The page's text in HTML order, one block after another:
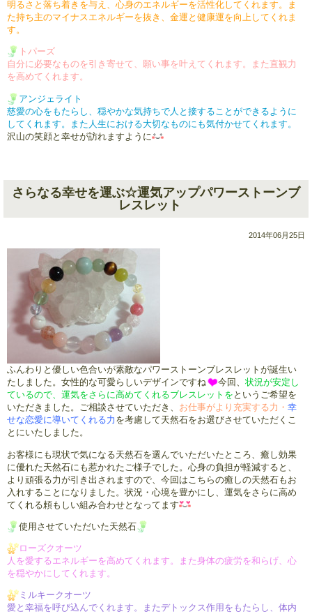
明るさと落ち着きを与え、心身のエネルギーを活性化してくれます。
ま
た持ち主のマイナスエネルギーを抜き、金運と健康運を向上して くれま
す。
トパーズ
自分に必要なものを引き寄せて、 願い事を叶えてくれます。
また直観力
を高めてくれます。
アンジェライト
慈愛の心をもたらし、穏やかな気持ちで人と接することができる ように
してくれます。
また人生における大切なものにも気付かせてくれます。
沢山の笑顔と幸せが訪れますように
さらなる幸せを運ぶ☆運気アップパワーストーンブ
レスレット
2014年06月25日
ふんわりと優しい色合いが素敵なパワーストーンブレスレットが誕生い
たしました。女性的な可愛らしいデザインですね
今回、 状況が安定し
ているので、 運気をさらに高めてくれるブレスレットを というご希望を
いただきました。ご相談させていただき、 お仕事がより充実する力・ 幸
せな恋愛に導いてくれる力 を考慮して天然石をお選びさせていただくこ
とにいたしました。
お客様にも現状で気になる天然石を選んでいただいたところ、癒し効果
に優れた天然石にも惹かれたご様子でした。心身の負担が軽減すると、
より頑張る力が引き出されますので、今回はこちらの癒しの天然石もお
入れすることになりました。状況・心境を豊かにし、運気をさらに高め
てくれる頼もしい組み合わせとなってます
使用させていただいた天然石
ローズクオーツ
人を愛するエネルギーを高めて くれます。
また身体の疲労を和らげ、心
を穏やかにしてくれます。
ミルキークオーツ
愛と幸福を呼び込んでくれます。
またデトックス作用をもたらし、 体内